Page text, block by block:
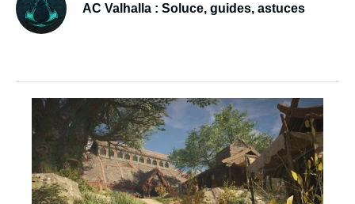
AC Valhalla : Soluce, guides, astuces